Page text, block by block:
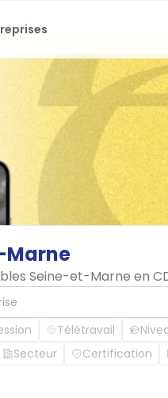
Seine-et-Marne en
Télétravail
Secteur Certification